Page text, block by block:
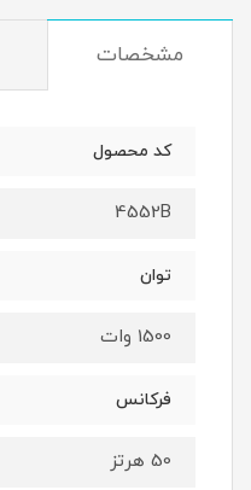
مشخصات
کد محصول
4552B
توان
1500 وات
فرکانس
50 هرتز